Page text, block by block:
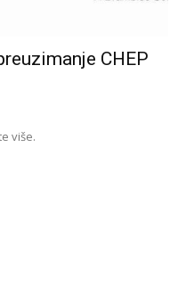
CHEP
više.